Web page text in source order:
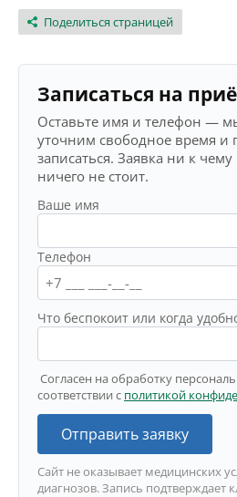
Поделиться страницей
Записаться на
Оставьте имя и телефон —
уточним свободное время и
записаться. Заявка ни к
ничего не стоит.
Ваше имя
Телефон
Что беспокоит или когда
Согласен на обработку
соответствии с политикой
Отправить заявку
Сайт не оказывает медицинских
диагнозов. Запись подтверждает